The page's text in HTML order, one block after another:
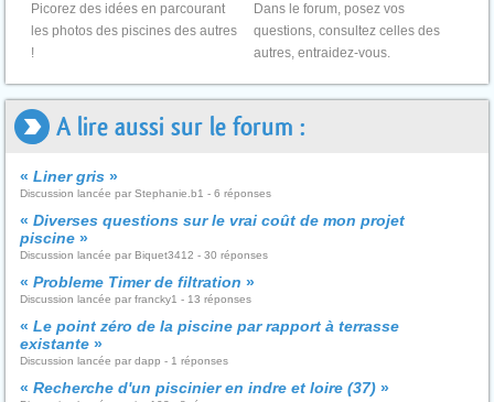
Picorez des idées en parcourant
les photos des piscines des autres
!
Dans le forum, posez vos
questions, consultez celles des
autres, entraidez-vous.
A lire aussi sur le forum :
« Liner gris »
Discussion lancée par Stephanie.b1 - 6 réponses
« Diverses questions sur le vrai coût de mon projet
piscine »
Discussion lancée par Biquet3412 - 30 réponses
« Probleme Timer de filtration »
Discussion lancée par francky1 - 13 réponses
« Le point zéro de la piscine par rapport à terrasse
existante »
Discussion lancée par dapp - 1 réponses
« Recherche d'un piscinier en indre et loire (37) »